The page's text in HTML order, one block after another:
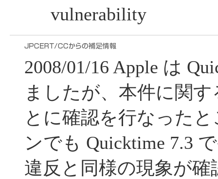
vulnerability
2008/01/16 Apple は
ましたが、本件に関
とに確認を行なった
ンでも Quicktime 7.3
違反と同様の現象が